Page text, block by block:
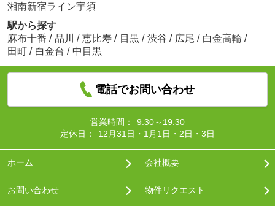
湘南新宿ライン宇須
駅から探す
麻布十番 / 品川 / 恵比寿 / 目黒 / 渋谷 / 広尾 / 白金高輪 /
田町 / 白金台 / 中目黒
電話でお問い合わせ
営業時間：
9:30～19:30
定休日：
12月31日・1月1日・2日・3日
ホーム 会社概要
お問い合わせ 物件リクエスト